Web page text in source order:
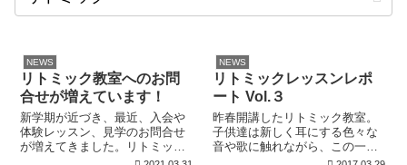
NEWS
リトミック教室へのお問
合せが増えています！
新学期が近づき、最近、入会や
体験レッスン、見学のお問合せ
が増えてきました。リトミック
教室に関しましてはグループレ
NEWS
リトミックレッスンレポ
ート Vol.３
昨春開講したリトミック教室。
子供達は新しく耳にする色々な
音や歌に触れながら、この一年
ですくすくと成長しました。リ